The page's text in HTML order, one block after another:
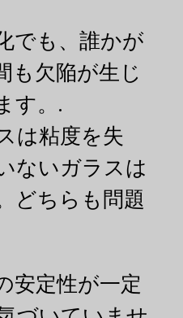
でも、誰かが
も欠陥が生じ
す。.
は粘度を失
ないガラスは
どちらも問題
安定性が一定